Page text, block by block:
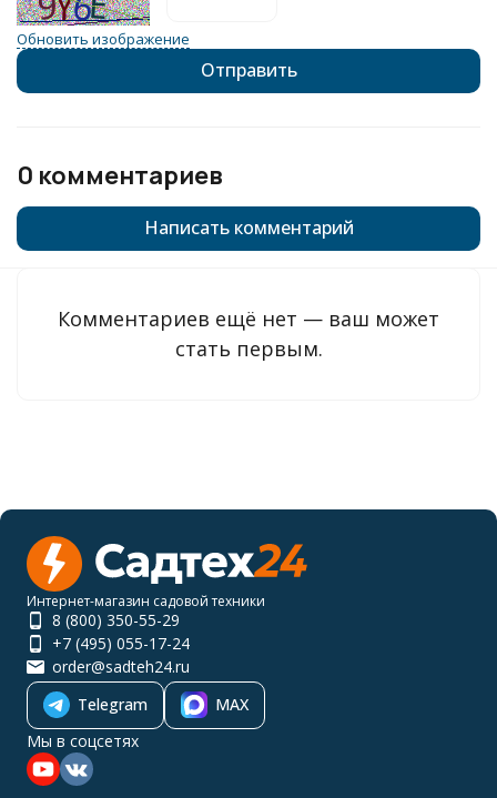
Обновить изображение
0 комментариев
Написать комментарий
Комментариев ещё нет — ваш может
стать первым.
Интернет-магазин садовой техники
8 (800) 350-55-29
+7 (495) 055-17-24
order@sadteh24.ru
Telegram
MAX
Мы в соцсетях